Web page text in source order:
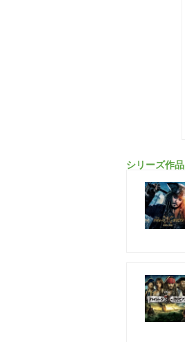
シリーズ作品